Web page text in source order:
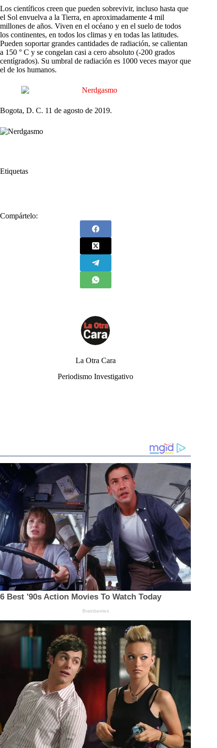
Los científicos creen que pueden sobrevivir, incluso hasta que
el Sol envuelva a la Tierra, en aproximadamente 4 mil
millones de años. Viven en el océano y en el suelo de todos
los continentes, en todos los climas y en todas las latitudes.
Pueden soportar grandes cantidades de radiación, se calientan
a 150 ° C y se congelan casi a cero absoluto (-200 grados
centígrados). Su umbral de radiación es 1000 veces mayor que
el de los humanos.
Bogota, D. C. 11 de agosto de 2019.
Etiquetas
Compártelo:
La Otra Cara
Periodismo Investigativo